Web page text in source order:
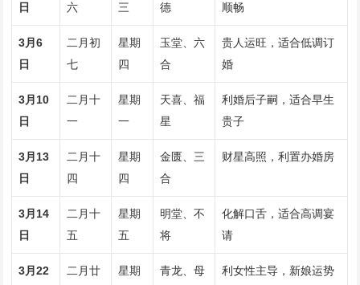
日
六
三
德
顺畅
3月6
日
二月初
七
星期
四
玉堂、六
合
贵人运旺，适合低调订
婚
3月10
日
二月十
一
星期
一
天喜、福
星
利婚后子嗣，适合早生
贵子
3月13
日
二月十
四
星期
四
金匮、三
合
财星高照，利置办婚房
3月14
日
二月十
五
星期
五
明堂、不
将
化解口舌，适合高调宴
请
3月22
二月廿
星期
青龙、母
利女性主导，新娘运势